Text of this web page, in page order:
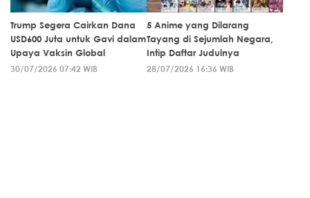
Trump Segera Cairkan Dana
USD600 Juta untuk Gavi dalam
Upaya Vaksin Global
30/07/2026 07:42 WIB
5 Anime yang Dilarang
Tayang di Sejumlah Negara,
Intip Daftar Judulnya
28/07/2026 16:36 WIB